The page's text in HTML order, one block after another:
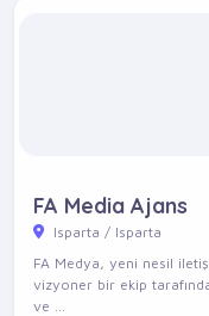
FA Media Ajans
Isparta / Isparta
FA Medya, yeni nesil
vizyoner bir ekip
ve ...